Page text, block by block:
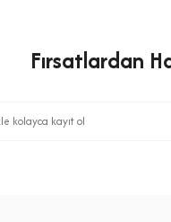
Fırsatlardan